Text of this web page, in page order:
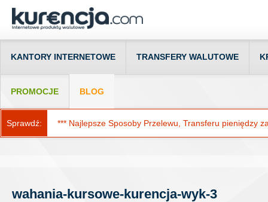
KANTORY INTERNETOWE TRANSFERY WALUTOWE
PROMOCJE BLOG
Sprawdź: *** Najlepsze Sposoby Przelewu, Transferu pieniędzy
wahania-kursowe-kurencja-wyk-3